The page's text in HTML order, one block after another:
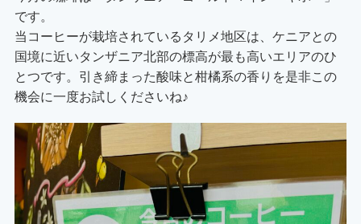
です。
当コーヒーが栽培されているタリメ地区は、ケニアとの
国境に近いタンザニア北部の標高が最も高いエリアのひ
とつです。引き締まった酸味と柑橘系の香りを是非この
機会に一度お試しくださいね♪